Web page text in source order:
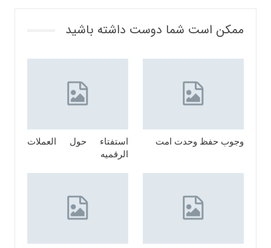
ممکن است شما دوست داشته باشید
وجوب حفظ وحدت امت
استفتاء حول العملات
الرقمیه